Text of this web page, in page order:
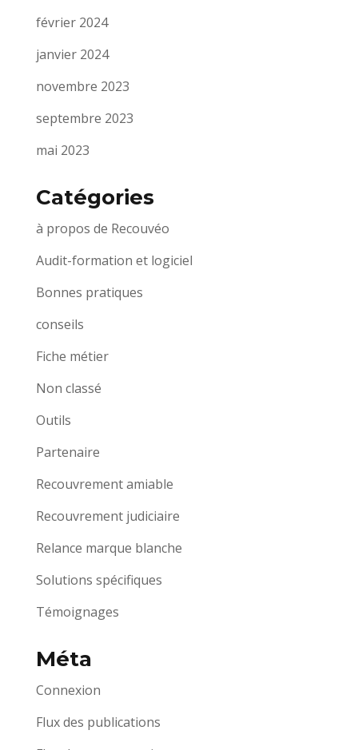
février 2024
janvier 2024
novembre 2023
septembre 2023
mai 2023
Catégories
à propos de Recouvéo
Audit-formation et logiciel
Bonnes pratiques
conseils
Fiche métier
Non classé
Outils
Partenaire
Recouvrement amiable
Recouvrement judiciaire
Relance marque blanche
Solutions spécifiques
Témoignages
Méta
Connexion
Flux des publications